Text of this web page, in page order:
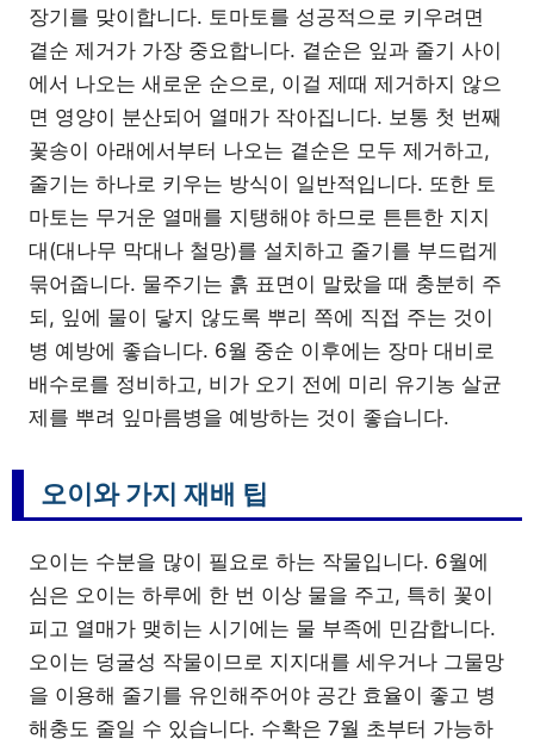
장기를 맞이합니다. 토마토를 성공적으로 키우려면
곁순 제거가 가장 중요합니다. 곁순은 잎과 줄기 사이
에서 나오는 새로운 순으로, 이걸 제때 제거하지 않으
면 영양이 분산되어 열매가 작아집니다. 보통 첫 번째
꽃송이 아래에서부터 나오는 곁순은 모두 제거하고,
줄기는 하나로 키우는 방식이 일반적입니다. 또한 토
마토는 무거운 열매를 지탱해야 하므로 튼튼한 지지
대(대나무 막대나 철망)를 설치하고 줄기를 부드럽게
묶어줍니다. 물주기는 흙 표면이 말랐을 때 충분히 주
되, 잎에 물이 닿지 않도록 뿌리 쪽에 직접 주는 것이
병 예방에 좋습니다. 6월 중순 이후에는 장마 대비로
배수로를 정비하고, 비가 오기 전에 미리 유기농 살균
제를 뿌려 잎마름병을 예방하는 것이 좋습니다.
오이와 가지 재배 팁
오이는 수분을 많이 필요로 하는 작물입니다. 6월에
심은 오이는 하루에 한 번 이상 물을 주고, 특히 꽃이
피고 열매가 맺히는 시기에는 물 부족에 민감합니다.
오이는 덩굴성 작물이므로 지지대를 세우거나 그물망
을 이용해 줄기를 유인해주어야 공간 효율이 좋고 병
해충도 줄일 수 있습니다. 수확은 7월 초부터 가능하